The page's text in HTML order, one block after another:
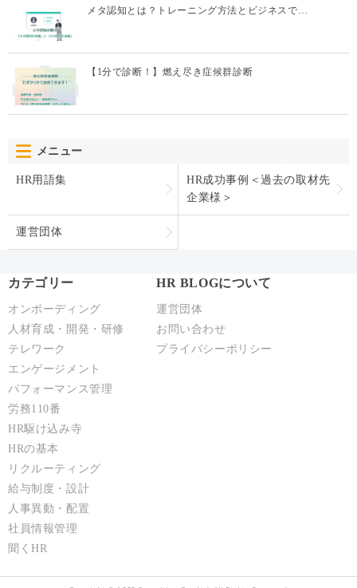
メニュー
HR用語集
企業様＞
運営団体
オンボーディング
人材育成・開発・研修
エンゲージメント
パフォーマンス管理
労務110番
HR駆け込み寺
HRの基本
リクルーティング
給与制度・設計
人事異動・配置
社員情報管理
聞くHR
HR BLOGについて
運営団体
お問い合わせ
Copyright © ACCS Consulting Co., Ltd. All Rights Reserved.